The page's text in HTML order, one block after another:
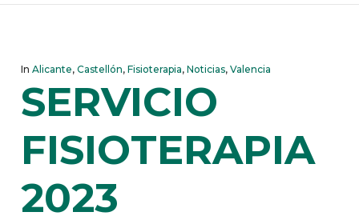
In Alicante, Castellón, Fisioterapia, Noticias, Valencia
SERVICIO
FISIOTERAPIA
2023